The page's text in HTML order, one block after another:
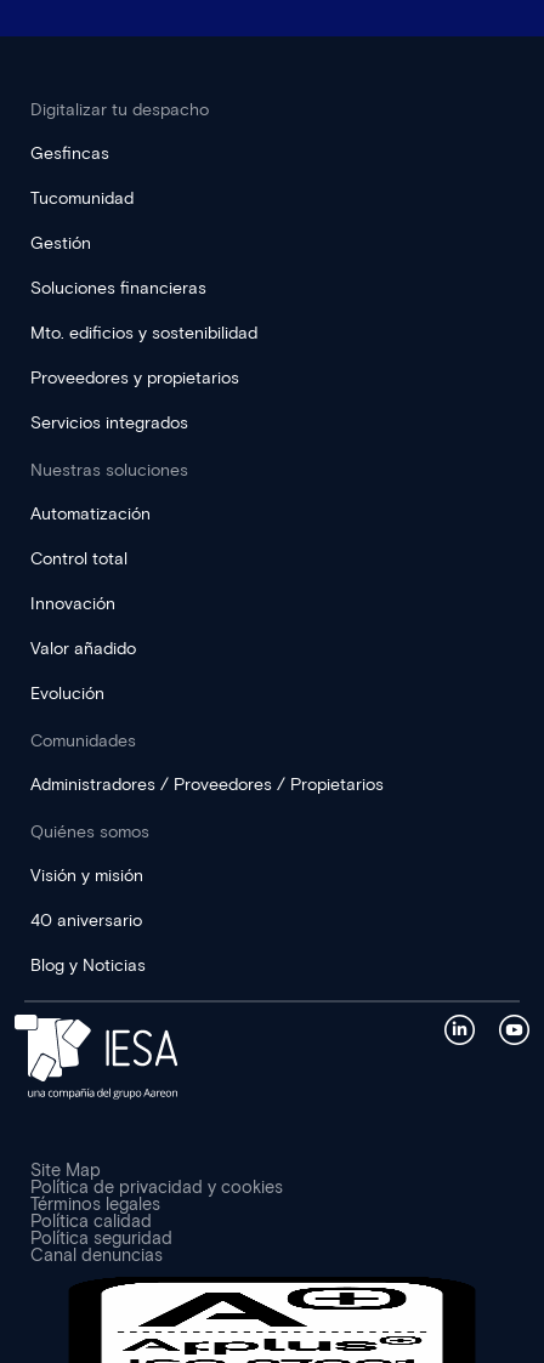
Digitalizar tu despacho
Gesfincas
Tucomunidad
Gestión
Soluciones financieras
Mto. edificios y sostenibilidad
Proveedores y propietarios
Servicios integrados
Nuestras soluciones
Automatización
Control total
Innovación
Valor añadido
Evolución
Comunidades
Administradores / Proveedores / Propietarios
Quiénes somos
Visión y misión
40 aniversario
Blog y Noticias
Site Map
Política de privacidad y cookies
Términos legales
Política calidad
Política seguridad
Canal denuncias